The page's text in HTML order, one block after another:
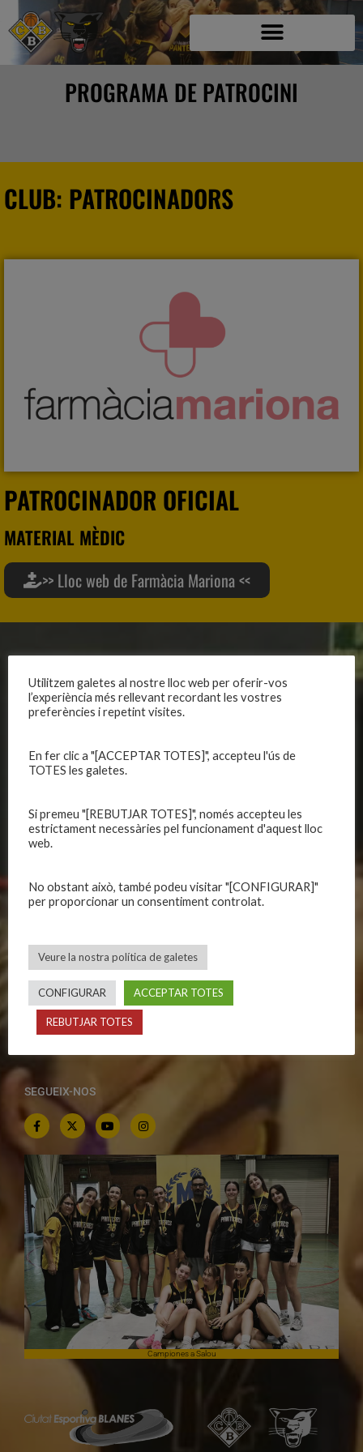
PROGRAMA DE PATROCINI
CLUB: PATROCINADORS
PATROCINADOR OFICIAL
MATERIAL MÈDIC
>> Lloc web de Farmàcia Mariona <<
Història
Organització
Avís legal
Política de privadesa
Privadesa a les xarxes
Primer equip masculí
Equips femenins
Patrocinadors
Primer Equip Masculí
Equips federats
C.E. El Vilar
Altres equips
Categories inferiors
Partits a casa
Actualitat
Documentació
Playoff
SEGUEIX-NOS
Campiones a Salou
Utilitzem galetes al nostre lloc web per oferir-vos
l’experiència més rellevant recordant les vostres
preferències i repetint visites.
En fer clic a "[ACCEPTAR TOTES]", accepteu l'ús de
TOTES les galetes.
Si premeu "[REBUTJAR TOTES]", només accepteu les
estrictament necessàries pel funcionament d'aquest lloc
web.
No obstant això, també podeu visitar "[CONFIGURAR]"
per proporcionar un consentiment controlat.
Veure la nostra política de galetes
CONFIGURAR ACCEPTAR TOTES
REBUTJAR TOTES